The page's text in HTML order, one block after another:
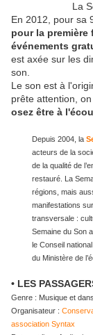
La
En 2012, pour sa
pour la première
événements
est axée sur les
son.
Le son est à
prête attention,
osez être à
Depuis 2004, la
acteurs de la
de la qualité de
restauré. La
régions, mais
manifestations
transversale :
Semaine du Son
le Conseil
du Ministère de
• LES
Genre : Musique et
Organisateur :
association Syntax